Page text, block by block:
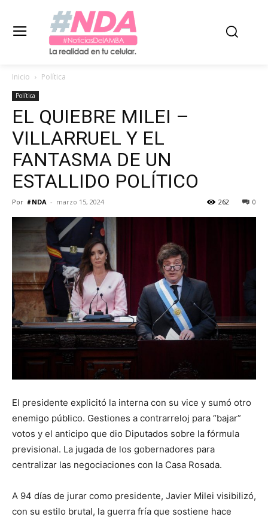
Inicio Política
Política
EL QUIEBRE MILEI –
VILLARRUEL Y EL
FANTASMA DE UN
ESTALLIDO POLÍTICO
Por #NDA - marzo 15, 2024 0
262
El presidente explicitó la interna con su vice y sumó otro
enemigo público. Gestiones a contrarreloj para “bajar”
votos y el anticipo que dio Diputados sobre la fórmula
previsional. La jugada de los gobernadores para
centralizar las negociaciones con la Casa Rosada.
A 94 días de jurar como presidente, Javier Milei visibilizó,
con su estilo brutal, la guerra fría que sostiene hace